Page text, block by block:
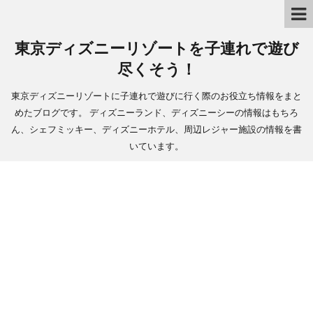
東京ディズニーリゾートを子連れで遊び
尽くそう！
東京ディズニーリゾートに子連れで遊びに行く際のお役立ち情報をまと
めたブログです。 ディズニーランド、ディズニーシーの情報はもちろ
ん、シェフミッキー、ディズニーホテル、周辺レジャー施設の情報を書
いています。